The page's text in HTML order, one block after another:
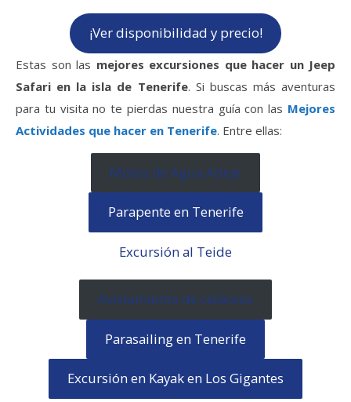
¡Ver disponibilidad y precio!
Estas son las mejores excursiones que hacer un Jeep
Safari en la isla de Tenerife. Si buscas más aventuras
para tu visita no te pierdas nuestra guía con las Mejores
Actividades que hacer en Tenerife. Entre ellas:
Motos de Agua Adeje
Parapente en Tenerife
Excursión al Teide
Avistamiento de cetáceos
Parasailing en Tenerife
Excursión en Kayak en Los Gigantes